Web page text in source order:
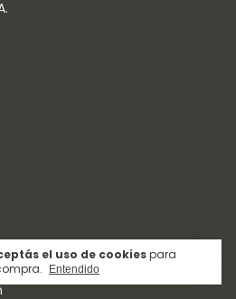
el uso de cookiespara
Entendido